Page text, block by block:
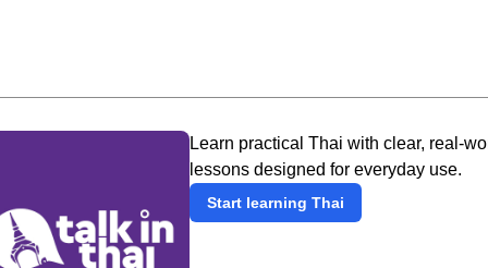
Learn practical Thai with clear, real-
lessons designed for everyday use.
Start learning Thai